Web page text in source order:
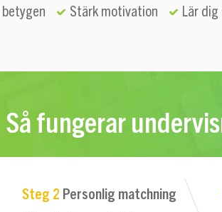
betygen Stärk motivation Lär
Så fungerar
Steg 2 Personlig matchning